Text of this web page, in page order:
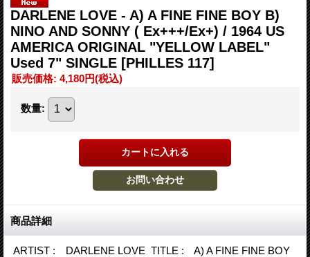
DARLENE LOVE - A) A FINE FINE BOY B)
NINO AND SONNY ( Ex+++/Ex+) / 1964 US
AMERICA ORIGINAL "YELLOW LABEL"
Used 7" SINGLE [PHILLES 117]
販売価格: 4,180円(税込)
数量:
商品詳細
ARTIST : DARLENE LOVE TITLE : A) A FINE FINE BOY